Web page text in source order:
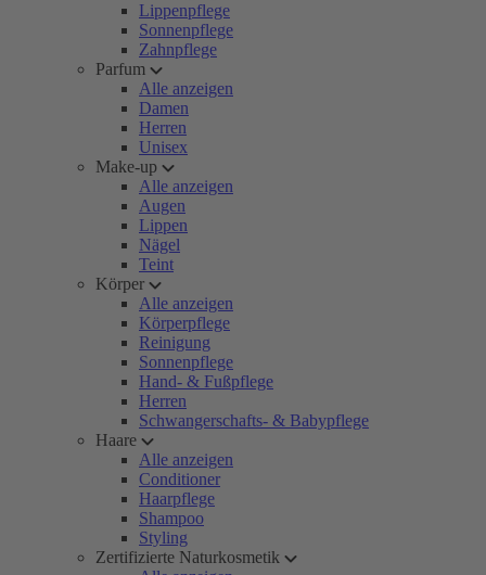
Lippenpflege
Sonnenpflege
Zahnpflege
Parfum
Alle anzeigen
Damen
Herren
Unisex
Make-up
Alle anzeigen
Augen
Lippen
Nägel
Teint
Körper
Alle anzeigen
Körperpflege
Reinigung
Sonnenpflege
Hand- & Fußpflege
Herren
Schwangerschafts- & Babypflege
Haare
Alle anzeigen
Conditioner
Haarpflege
Shampoo
Styling
Zertifizierte Naturkosmetik